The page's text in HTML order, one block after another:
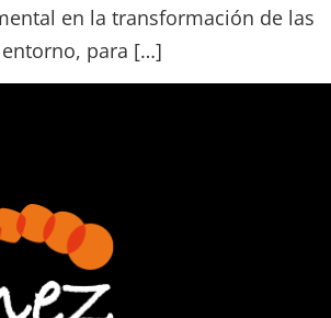
en la transformación de las
para […]